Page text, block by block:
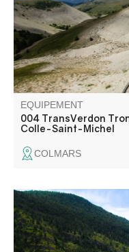
Passé le col, long
Colle-Saint-Michel.
EQUIPEMENT
004 TransVerdon
Colle-Saint-Michel
COLMARS
Variante proposée au
lacs de Lignin et la
enneigés. Liaison qui